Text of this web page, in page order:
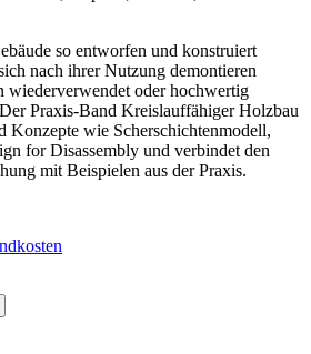
so entworfen und konstruiert
nach ihrer Nutzung demontieren
wiederverwendet oder hochwertig
Praxis-Band Kreislauffähiger Holzbau
Konzepte wie Scherschichtenmodell,
for Disassembly und verbindet den
mit Beispielen aus der Praxis.